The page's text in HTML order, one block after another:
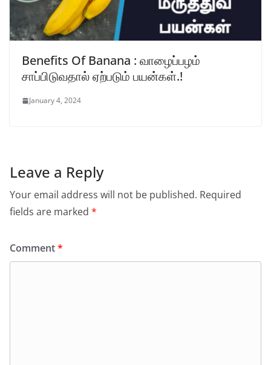
Benefits Of Banana : வாழைப்பழம்
சாப்பிடுவதால் ஏற்படும் பயன்கள்.!
January 4, 2024
Leave a Reply
Your email address will not be published. Required
fields are marked *
Comment*